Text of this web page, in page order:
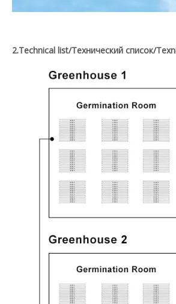
2.Technical list/Технический список/